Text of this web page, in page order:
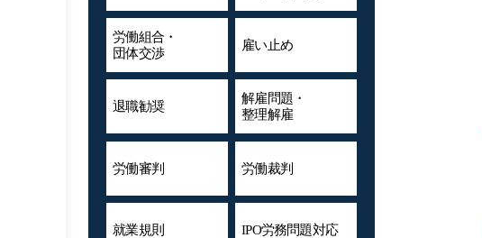
労働組合・
団体交渉
雇い止め
退職勧奨
解雇問題・
整理解雇
労働審判 労働裁判
就業規則 IPO労務問題対応